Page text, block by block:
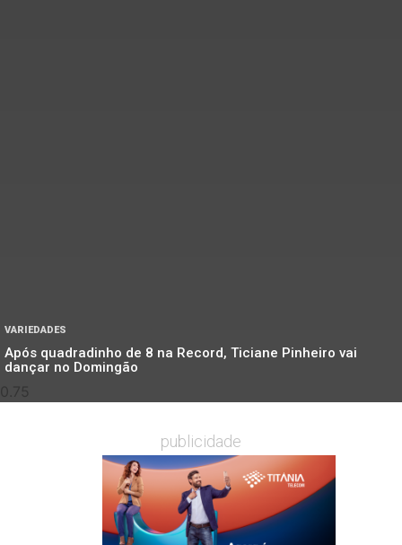
VARIEDADES
Após quadradinho de 8 na Record, Ticiane Pinheiro vai
dançar no Domingão
publicidade